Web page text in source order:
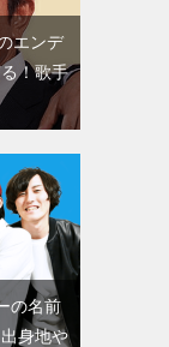
エンデ
！歌手
の名前
身地や